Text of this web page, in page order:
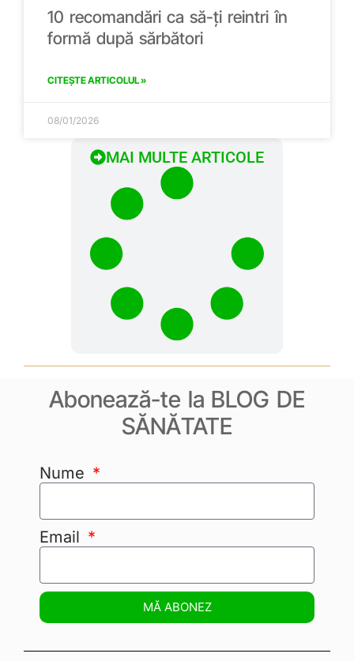
10 recomandări ca să-ți reintri în
formă după sărbători
CITEȘTE ARTICOLUL »
08/01/2026
MAI MULTE ARTICOLE
Abonează-te la BLOG DE
SĂNĂTATE
Nume
Email
MĂ ABONEZ